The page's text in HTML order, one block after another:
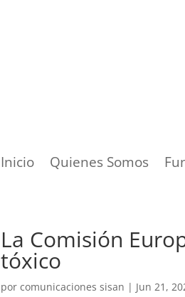
Inicio Quienes Somos
La Comisión
tóxico
porcomunicaciones sisan | Jun 21,